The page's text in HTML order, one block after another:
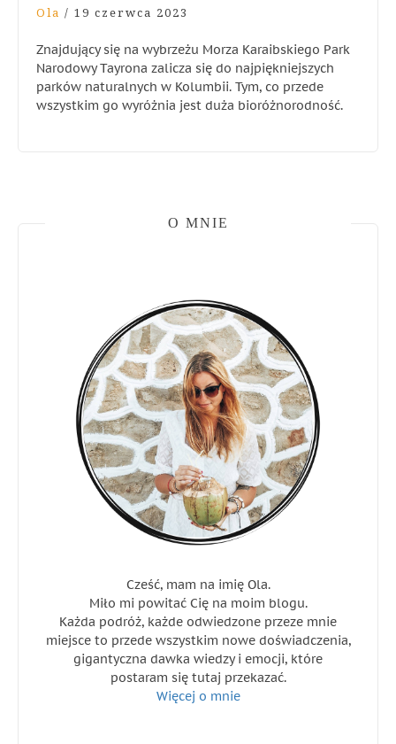
Ola / 19 czerwca 2023
Znajdujący się na wybrzeżu Morza Karaibskiego Park
Narodowy Tayrona zalicza się do najpiękniejszych
parków naturalnych w Kolumbii. Tym, co przede
wszystkim go wyróżnia jest duża bioróżnorodność.
O MNIE
Cześć, mam na imię Ola.
Miło mi powitać Cię na moim blogu.
Każda podróż, każde odwiedzone przeze mnie
miejsce to przede wszystkim nowe doświadczenia,
gigantyczna dawka wiedzy i emocji, które
postaram się tutaj przekazać.
Więcej o mnie